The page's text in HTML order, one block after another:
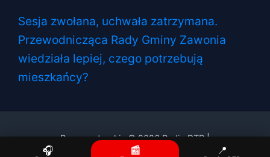
Sesja zwołana, uchwała zatrzymana.
Przewodnicząca Rady Gminy Zawonia
wiedziała lepiej, czego potrzebują
mieszkańcy?
Prawa autorskie © 2026 Radio DTR |
🎧 📰 📍